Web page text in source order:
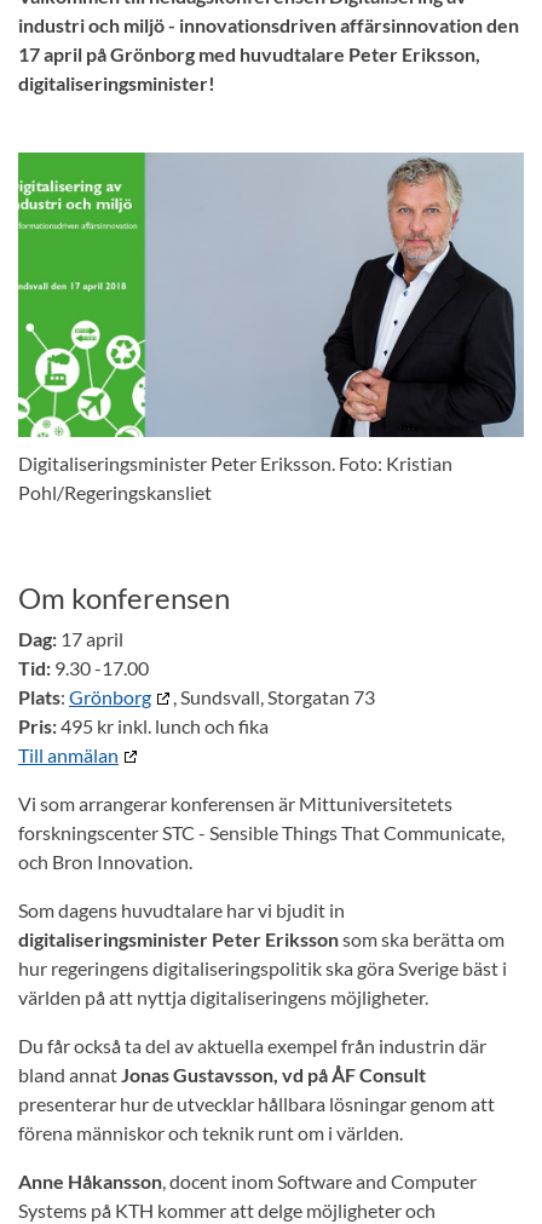
industri och miljö - innovationsdriven affärsinnovation den
17 april på Grönborg med huvudtalare Peter Eriksson,
digitaliseringsminister!
Digitaliseringsminister Peter Eriksson. Foto: Kristian
Pohl/Regeringskansliet
Om konferensen
Dag: 17 april
Tid: 9.30 -17.00
Plats: Grönborg
, Sundsvall, Storgatan 73
Pris:495 kr inkl. lunch och fika
Till anmälan
Vi som arrangerar konferensen är Mittuniversitetets
forskningscenter STC - Sensible Things That Communicate,
och Bron Innovation.
Som dagens huvudtalare har vi bjudit in
digitaliseringsminister Peter Erikssonsom ska berätta om
hur regeringens digitaliseringspolitik ska göra Sverige bäst i
världen på att nyttja digitaliseringens möjligheter.
Du får också ta del av aktuella exempel från industrin där
bland annatJonas Gustavsson, vd på ÅF Consult
presenterar hur de utvecklar hållbara lösningar genom att
förena människor och teknik runt om i världen.
Anne Håkansson, docent inom Software and Computer
Systems på KTH kommer att delge möjligheter och